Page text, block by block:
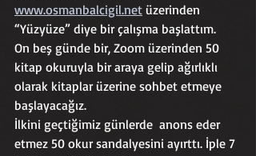
www.osmanbalcigil.net üzerinden
“Yüzyüze” diye bir çalışma başlattım.
On beş günde bir, Zoom üzerinden 50
kitap okuruyla bir araya gelip ağırlıklı
olarak kitaplar üzerine sohbet etmeye
başlayacağız.
İlkini geçtiğimiz günlerde  anons eder
etmez 50 okur sandalyesini ayırttı. İple 7